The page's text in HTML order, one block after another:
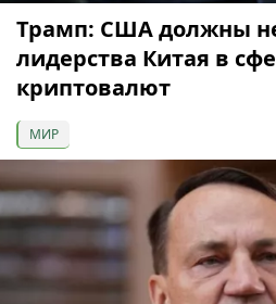
Трамп: США должны
лидерства Китая в
криптовалют
МИР